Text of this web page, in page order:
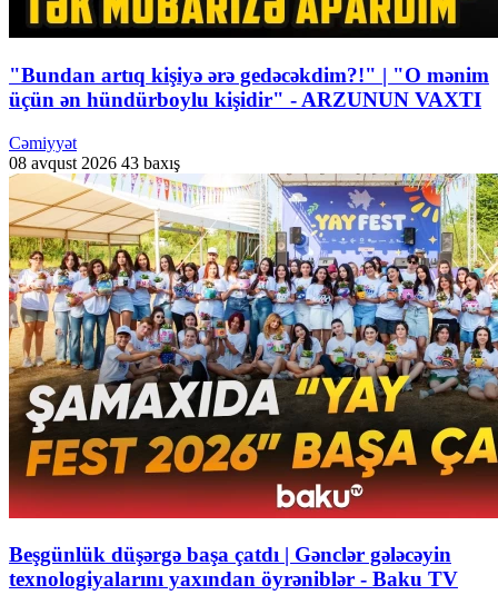
"Bundan artıq kişiyə ərə gedəcəkdim?!" | "O mənim
üçün ən hündürboylu kişidir" - ARZUNUN VAXTI
Cəmiyyət
08 avqust 2026 43 baxış
Beşgünlük düşərgə başa çatdı | Gənclər gələcəyin
texnologiyalarını yaxından öyrəniblər - Baku TV